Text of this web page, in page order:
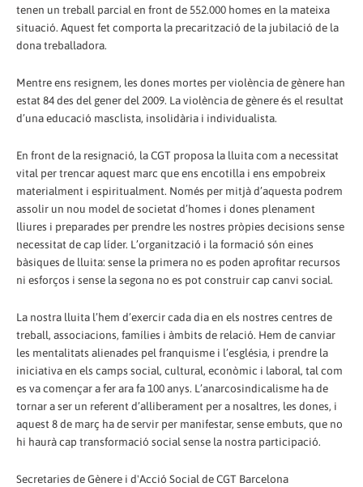
tenen un treball parcial en front de 552.000 homes en la mateixa
situació. Aquest fet comporta la precarització de la jubilació de la
dona treballadora.
Mentre ens resignem, les dones mortes per violència de gènere han
estat 84 des del gener del 2009. La violència de gènere és el resultat
d’una educació masclista, insolidària i individualista.
En front de la resignació, la CGT proposa la lluita com a necessitat
vital per trencar aquest marc que ens encotilla i ens empobreix
materialment i espiritualment. Només per mitjà d’aquesta podrem
assolir un nou model de societat d’homes i dones plenament
lliures i preparades per prendre les nostres pròpies decisions sense
necessitat de cap líder. L’organització i la formació són eines
bàsiques de lluita: sense la primera no es poden aprofitar recursos
ni esforços i sense la segona no es pot construir cap canvi social.
La nostra lluita l’hem d’exercir cada dia en els nostres centres de
treball, associacions, famílies i àmbits de relació. Hem de canviar
les mentalitats alienades pel franquisme i l’església, i prendre la
iniciativa en els camps social, cultural, econòmic i laboral, tal com
es va començar a fer ara fa 100 anys. L’anarcosindicalisme ha de
tornar a ser un referent d’alliberament per a nosaltres, les dones, i
aquest 8 de març ha de servir per manifestar, sense embuts, que no
hi haurà cap transformació social sense la nostra participació.
Secretaries de Gènere i d'Acció Social de CGT Barcelona